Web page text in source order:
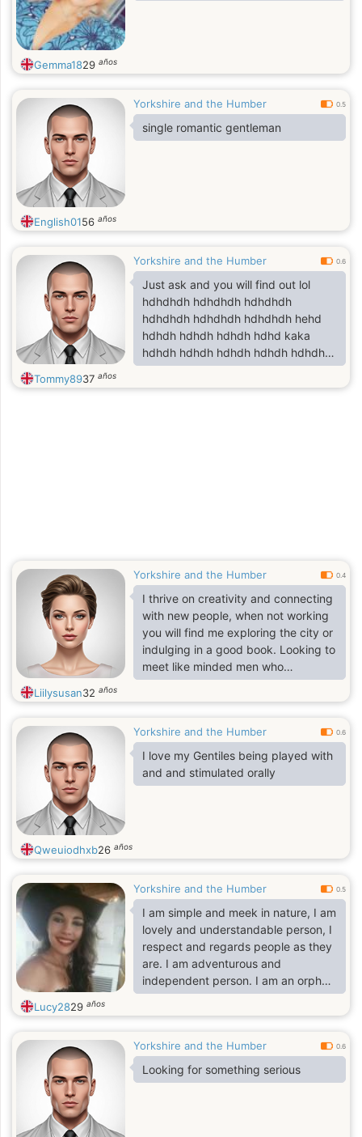
Gemma1829 años
Yorkshire and the Humber 0.5
single romantic gentleman
English0156 años
Yorkshire and the Humber 0.6
Just ask and you will find out lol
hdhdhdh hdhdhdh hdhdhdh
hdhdhdh hdhdhdh hdhdhdh hehd
hdhdh hdhdh hdhdh hdhd kaka
hdhdh hdhdh hdhdh hdhdh hdhdh
hdhdh hdhdh hdhdh hdhdh hdhdh
hdhdh hdhdh f hdhdh hdhdhdh
Tommy8937 años
Yorkshire and the Humber 0.4
I thrive on creativity and connecting
with new people, when not working
you will find me exploring the city or
indulging in a good book. Looking to
meet like minded men who
appreciate ambition and adventure
Liilysusan32 años
Yorkshire and the Humber 0.6
I love my Gentiles being played with
and and stimulated orally
Qweuiodhxb26 años
Yorkshire and the Humber 0.5
I am simple and meek in nature, I am
lovely and understandable person, I
respect and regards people as they
are. I am adventurous and
independent person. I am an orphan
and the only child of my late
parents. Am kind and caring person.
and I for you to take me. lol
Lucy2829 años
Yorkshire and the Humber 0.6
Looking for something serious